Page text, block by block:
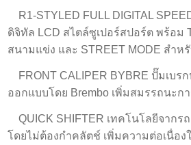
R1-STYLED FULL DIGITAL
ดิจิทัล LCD สไตล์ซูเปอร์สปอร์ต พร้อม
สนามแข่ง และ STREET MODE สำห
FRONT CALIPER BYBRE ปั๊มเบร
ออกแบบโดย Brembo เพิ่มสมรรถนะก
QUICK SHIFTER เทคโนโลยีจากร
โดยไม่ต้องกำคลัตช์ เพิ่มความต่อเนื่อง